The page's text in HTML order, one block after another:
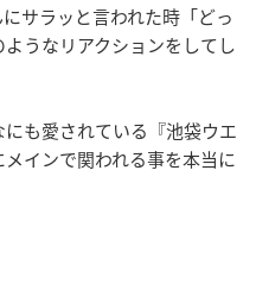
サラッと言われた時「どっ
うなリアクションをしてし
も愛されている『池袋ウエ
インで関われる事を本当に